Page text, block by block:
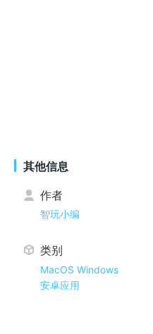
其他信息
作者
智玩小编
类别
MacOS Windows
安卓应用